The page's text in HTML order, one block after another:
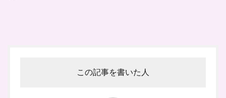
この記事を書いた人